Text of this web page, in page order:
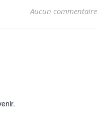
Aucun commentaire